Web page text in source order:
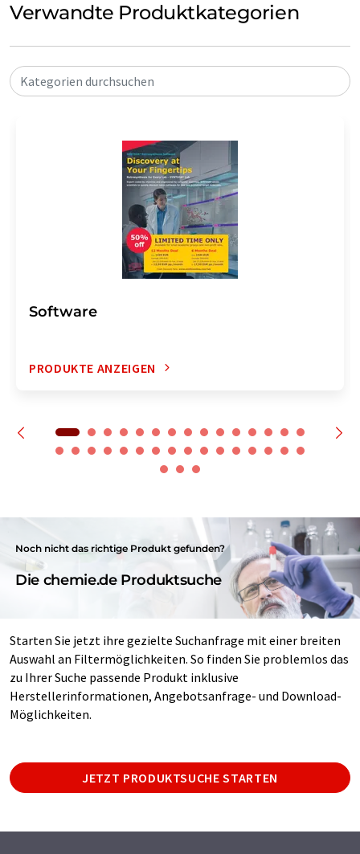
Verwandte Produktkategorien
Kategorien durchsuchen
Software
PRODUKTE ANZEIGEN
Noch nicht das richtige Produkt gefunden?
Die chemie.de Produktsuche
Starten Sie jetzt ihre gezielte Suchanfrage mit einer breiten
Auswahl an Filtermöglichkeiten. So finden Sie problemlos das
zu Ihrer Suche passende Produkt inklusive
Herstellerinformationen, Angebotsanfrage- und Download-
Möglichkeiten.
JETZT PRODUKTSUCHE STARTEN